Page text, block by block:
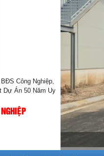
Công Nghiệp,
Dự Án 50 Năm Uy